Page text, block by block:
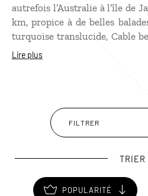
autrefois l’Australie à l’île de
km, propice à de belles
turquoise translucide, Cable
le farniente et la baignade. Les
à la lune, le fameux “staircase
Lire plus
FILTRER
TRIER
POPULARITÉ